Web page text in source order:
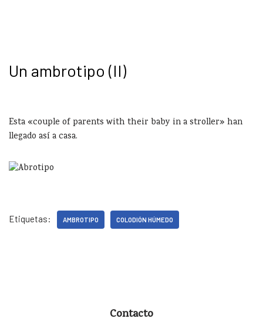
Un ambrotipo (II)
Esta «couple of parents with their baby in a stroller» han
llegado así a casa.
Etiquetas: AMBROTIPO COLODIÓN HÚMEDO
Contacto